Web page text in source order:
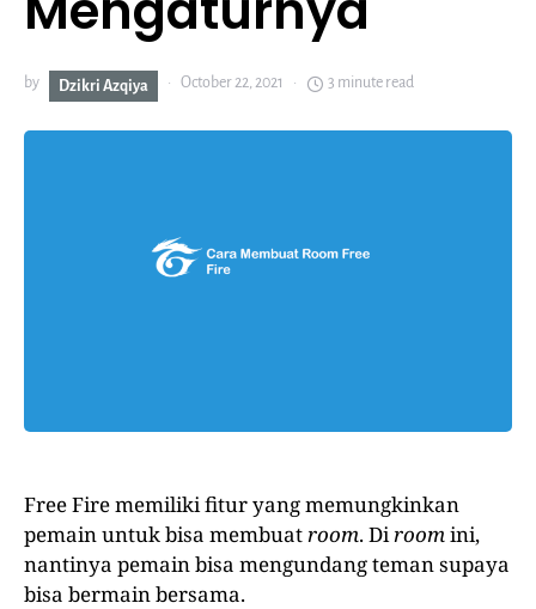
by Dzikri Azqiya October 22, 2021 3 minute read
Free Fire memiliki fitur yang memungkinkan
pemain untuk bisa membuatroom. Diroomini,
nantinya pemain bisa mengundang teman supaya
bisa bermain bersama.